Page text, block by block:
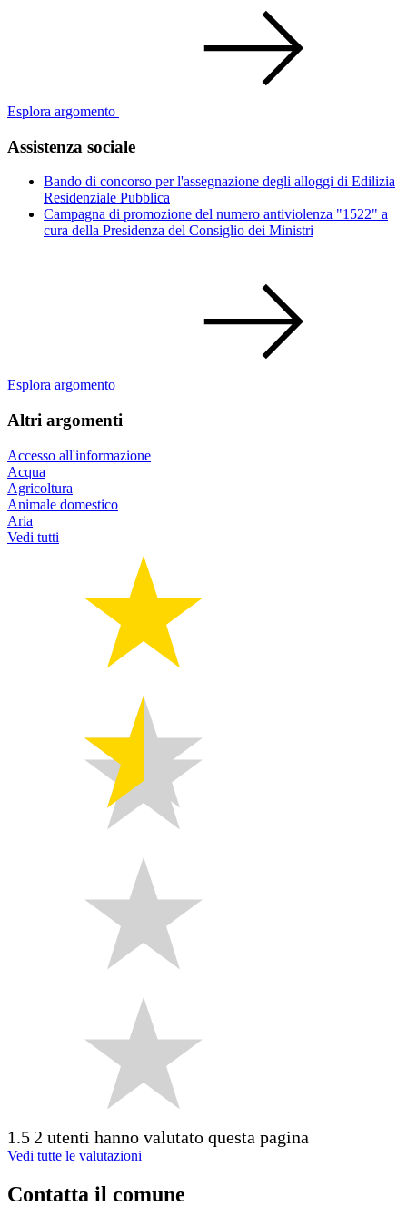
Esplora argomento
Assistenza sociale
Bando di concorso per l'assegnazione degli alloggi di Edilizia
Residenziale Pubblica
Campagna di promozione del numero antiviolenza "1522" a
cura della Presidenza del Consiglio dei Ministri
Esplora argomento
Altri argomenti
Accesso all'informazione
Acqua
Agricoltura
Animale domestico
Aria
Vedi tutti
1.5 2 utenti hanno valutato questa pagina
Vedi tutte le valutazioni
Contatta il comune